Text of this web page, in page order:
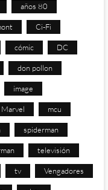
años 80
Ci-Fi
cómic DC
don pollon
image
Marvel mcu
spiderman
televisión
tv Vengadores